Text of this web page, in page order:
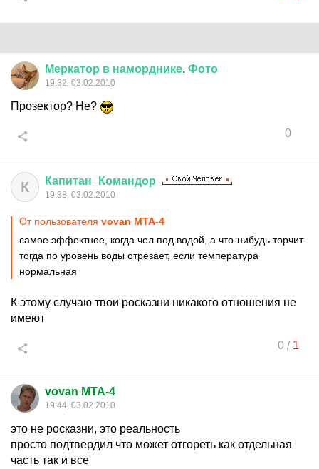
Меркатор в наморднике. Фото
19:32, 03.02.2010
Прозектор? Не?
0
К Капитан Командор
19:38, 03.02.2010
От пользователя vovan MTA-4
самое эффектное, когда чел под водой, а что-нибудь торчит
тогда по уровень воды отрезает, если температура
нормальная
К этому случаю твои росказни никакого отношения не
имеют
0/ 1
vovan MTA-4
19:44, 03.02.2010
это не росказни, это реальность
просто подтвердил что может отгореть как отдельная
часть так и все